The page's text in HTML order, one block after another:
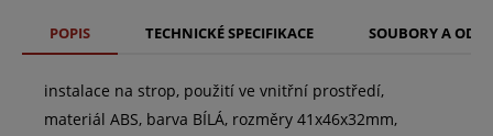
POPIS TECHNICKÉ SPECIFIKACE SOUBORY A
instalace na strop, použití ve vnitřní prostředí,
materiál ABS, barva BÍLÁ, rozměry 41x46x32mm,